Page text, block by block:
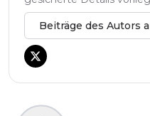
Beiträge des Autors